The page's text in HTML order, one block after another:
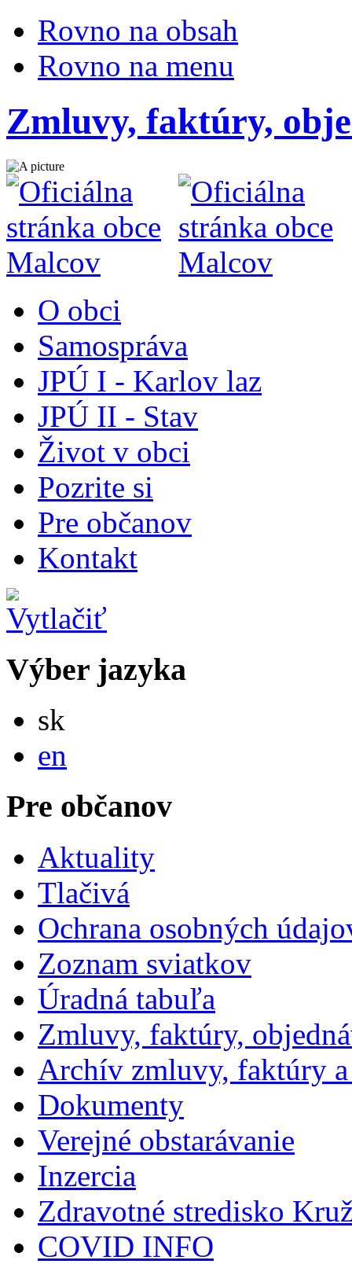
Rovno na obsah
Rovno na menu
Zmluvy, faktúry,
O obci
Samospráva
JPÚ I - Karlov laz
JPÚ II - Stav
Život v obci
Pozrite si
Pre občanov
Kontakt
Výber jazyka
sk
en
Pre občanov
Aktuality
Tlačivá
Ochrana osobných
Zoznam sviatkov
Úradná tabuľa
Zmluvy, faktúry,
Archív zmluvy, faktúry
Dokumenty
Verejné obstarávanie
Inzercia
Zdravotné stredisko
COVID INFO